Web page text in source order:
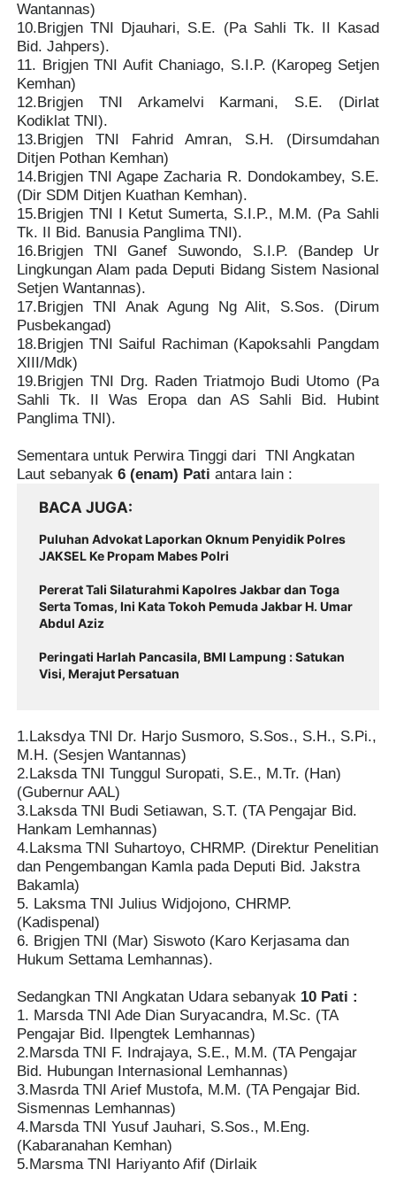
Wantannas)
10.Brigjen TNI Djauhari, S.E. (Pa Sahli Tk. II Kasad
Bid. Jahpers).
11. Brigjen TNI Aufit Chaniago, S.I.P. (Karopeg Setjen
Kemhan)
12.Brigjen TNI Arkamelvi Karmani, S.E. (Dirlat
Kodiklat TNI).
13.Brigjen TNI Fahrid Amran, S.H. (Dirsumdahan
Ditjen Pothan Kemhan)
14.Brigjen TNI Agape Zacharia R. Dondokambey, S.E.
(Dir SDM Ditjen Kuathan Kemhan).
15.Brigjen TNI I Ketut Sumerta, S.I.P., M.M. (Pa Sahli
Tk. II Bid. Banusia Panglima TNI).
16.Brigjen TNI Ganef Suwondo, S.I.P. (Bandep Ur
Lingkungan Alam pada Deputi Bidang Sistem Nasional
Setjen Wantannas).
17.Brigjen TNI Anak Agung Ng Alit, S.Sos. (Dirum
Pusbekangad)
18.Brigjen TNI Saiful Rachiman (Kapoksahli Pangdam
XIII/Mdk)
19.Brigjen TNI Drg. Raden Triatmojo Budi Utomo (Pa
Sahli Tk. II Was Eropa dan AS Sahli Bid. Hubint
Panglima TNI).
Sementara untuk Perwira Tinggi dari
TNI Angkatan
Laut sebanyak 6 (enam) Patiantara lain :
BACA JUGA
Puluhan Advokat Laporkan Oknum Penyidik Polres
JAKSEL Ke Propam Mabes Polri
Pererat Tali Silaturahmi Kapolres Jakbar dan Toga
Serta Tomas, Ini Kata Tokoh Pemuda Jakbar H. Umar
Abdul Aziz
Peringati Harlah Pancasila, BMI Lampung : Satukan
Visi, Merajut Persatuan
1.Laksdya TNI Dr. Harjo Susmoro, S.Sos., S.H., S.Pi.,
M.H. (Sesjen Wantannas)
2.Laksda TNI Tunggul Suropati, S.E., M.Tr. (Han)
(Gubernur AAL)
3.Laksda TNI Budi Setiawan, S.T. (TA Pengajar Bid.
Hankam Lemhannas)
4.Laksma TNI Suhartoyo, CHRMP. (Direktur Penelitian
dan Pengembangan Kamla pada Deputi Bid. Jakstra
Bakamla)
5. Laksma TNI Julius Widjojono, CHRMP.
(Kadispenal)
6. Brigjen TNI (Mar) Siswoto (Karo Kerjasama dan
Hukum Settama Lemhannas).
Sedangkan TNI Angkatan Udara sebanyak 10 Pati :
1. Marsda TNI Ade Dian Suryacandra, M.Sc. (TA
Pengajar Bid. Ilpengtek Lemhannas)
2.Marsda TNI F. Indrajaya, S.E., M.M. (TA Pengajar
Bid. Hubungan Internasional Lemhannas)
3.Masrda TNI Arief Mustofa, M.M. (TA Pengajar Bid.
Sismennas Lemhannas)
4.Marsda TNI Yusuf Jauhari, S.Sos., M.Eng.
(Kabaranahan Kemhan)
5.Marsma TNI Hariyanto Afif (Dirlaik